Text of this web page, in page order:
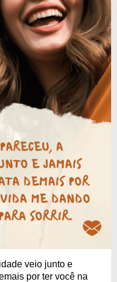
veio junto e
por ter você na